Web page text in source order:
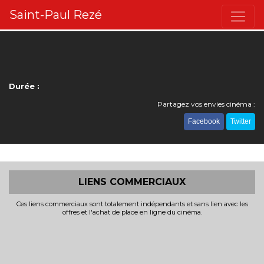
Saint-Paul Rezé
Durée :
Partagez vos envies cinéma :
Facebook Twitter
LIENS COMMERCIAUX
Ces liens commerciaux sont totalement indépendants et sans lien avec les
offres et l'achat de place en ligne du cinéma.